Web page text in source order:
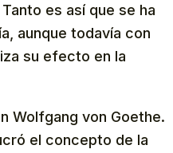
es así que se ha
aunque todavía con
su efecto en la
Wolfgang von Goethe.
el concepto de la